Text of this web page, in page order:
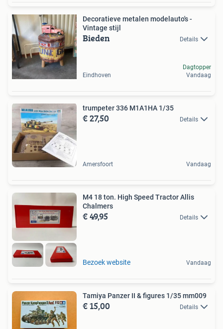
Decoratieve metalen modelauto's -
Vintage stijl
Bieden Details
Eindhoven
Dagtopper
Vandaag
trumpeter 336 M1A1HA 1/35
€ 27,50 Details
Amersfoort Vandaag
M4 18 ton. High Speed Tractor Allis
Chalmers
€ 49,95 Details
Bezoek website Vandaag
Tamiya Panzer II & figures 1/35 mm009
€ 15,00 Details